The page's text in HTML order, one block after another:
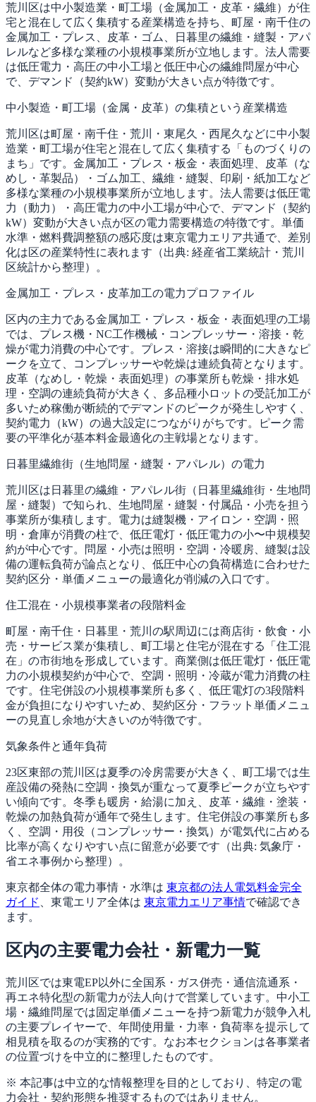
荒川区は中小製造業・町工場（金属加工・皮革・繊維）が住
宅と混在して広く集積する産業構造を持ち、町屋・南千住の
金属加工・プレス、皮革・ゴム、日暮里の繊維・縫製・アパ
レルなど多様な業種の小規模事業所が立地します。法人需要
は低圧電力・高圧の中小工場と低圧中心の繊維問屋が中心
で、デマンド（契約kW）変動が大きい点が特徴です。
中小製造・町工場（金属・皮革）の集積という産業構造
荒川区は町屋・南千住・荒川・東尾久・西尾久などに中小製
造業・町工場が住宅と混在して広く集積する「ものづくりの
まち」です。金属加工・プレス・板金・表面処理、皮革（な
めし・革製品）・ゴム加工、繊維・縫製、印刷・紙加工など
多様な業種の小規模事業所が立地します。法人需要は低圧電
力（動力）・高圧電力の中小工場が中心で、デマンド（契約
kW）変動が大きい点が区の電力需要構造の特徴です。単価
水準・燃料費調整額の感応度は東京電力エリア共通で、差別
化は区の産業特性に表れます（出典: 経産省工業統計・荒川
区統計から整理）。
金属加工・プレス・皮革加工の電力プロファイル
区内の主力である金属加工・プレス・板金・表面処理の工場
では、プレス機・NC工作機械・コンプレッサー・溶接・乾
燥が電力消費の中心です。プレス・溶接は瞬間的に大きなピ
ークを立て、コンプレッサーや乾燥は連続負荷となります。
皮革（なめし・乾燥・表面処理）の事業所も乾燥・排水処
理・空調の連続負荷が大きく、多品種小ロットの受託加工が
多いため稼働が断続的でデマンドのピークが発生しやすく、
契約電力（kW）の過大設定につながりがちです。ピーク需
要の平準化が基本料金最適化の主戦場となります。
日暮里繊維街（生地問屋・縫製・アパレル）の電力
荒川区は日暮里の繊維・アパレル街（日暮里繊維街・生地問
屋・縫製）で知られ、生地問屋・縫製・付属品・小売を担う
事業所が集積します。電力は縫製機・アイロン・空調・照
明・倉庫が消費の柱で、低圧電灯・低圧電力の小〜中規模契
約が中心です。問屋・小売は照明・空調・冷暖房、縫製は設
備の運転負荷が論点となり、低圧中心の負荷構造に合わせた
契約区分・単価メニューの最適化が削減の入口です。
住工混在・小規模事業者の段階料金
町屋・南千住・日暮里・荒川の駅周辺には商店街・飲食・小
売・サービス業が集積し、町工場と住宅が混在する「住工混
在」の市街地を形成しています。商業側は低圧電灯・低圧電
力の小規模契約が中心で、空調・照明・冷蔵が電力消費の柱
です。住宅併設の小規模事業所も多く、低圧電灯の3段階料
金が負担になりやすいため、契約区分・フラット単価メニュ
ーの見直し余地が大きいのが特徴です。
気象条件と通年負荷
23区東部の荒川区は夏季の冷房需要が大きく、町工場では生
産設備の発熱に空調・換気が重なって夏季ピークが立ちやす
い傾向です。冬季も暖房・給湯に加え、皮革・繊維・塗装・
乾燥の加熱負荷が通年で発生します。住宅併設の事業所も多
く、空調・用役（コンプレッサー・換気）が電気代に占める
比率が高くなりやすい点に留意が必要です（出典: 気象庁・
省エネ事例から整理）。
東京都全体の電力事情・水準は 東京都の法人電気料金完全
ガイド
、東電エリア全体は 東京電力エリア事情で確認でき
ます。
区内の主要電力会社・新電力一覧
荒川区では東電EP以外に全国系・ガス併売・通信流通系・
再エネ特化型の新電力が法人向けで営業しています。中小工
場・繊維問屋では固定単価メニューを持つ新電力が競争入札
の主要プレイヤーで、年間使用量・力率・負荷率を提示して
相見積を取るのが実務的です。なお本セクションは各事業者
の位置づけを中立的に整理したものです。
※ 本記事は中立的な情報整理を目的としており、特定の電
力会社・契約形態を推奨するものではありません。